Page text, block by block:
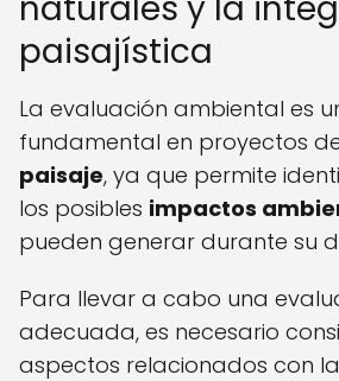
paisajística
La evaluación ambiental es
fundamental en proyectos
paisaje, ya que permite
los posibles impactos
pueden generar durante su
Para llevar a cabo una
adecuada, es necesario
aspectos relacionados con la